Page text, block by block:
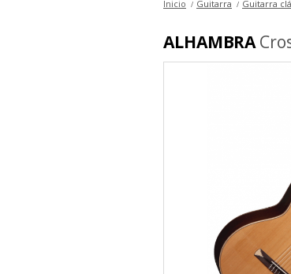
Inicio Guitarra Guitarra
ALHAMBRA